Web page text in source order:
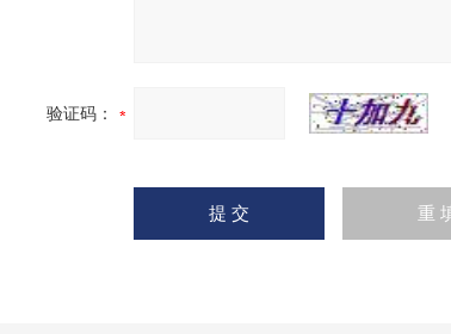
验证码：